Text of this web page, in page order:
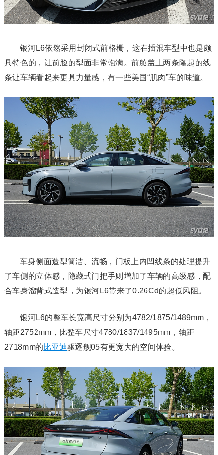
银河L6依然采用封闭式前格栅，这在插混车型中也是颇
具特色的，让前脸的型面非常饱满。前舱盖上两条隆起的线
条让车辆看起来更具力量感，有一些美国“肌肉”车的味道。
车身侧面造型简洁、流畅，门板上内凹线条的处理提升
了车侧的立体感，隐藏式门把手则增加了车辆的高级感，配
合车身溜背式造型，为银河L6带来了0.26Cd的超低风阻。
银河L6的整车长宽高尺寸分别为4782/1875/1489mm，
轴距2752mm，比整车尺寸4780/1837/1495mm，轴距
2718mm的比亚迪驱逐舰05有更宽大的空间体验。